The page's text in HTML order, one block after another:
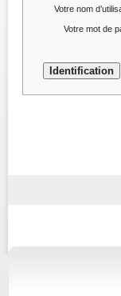
Votre nom
Votre mot de